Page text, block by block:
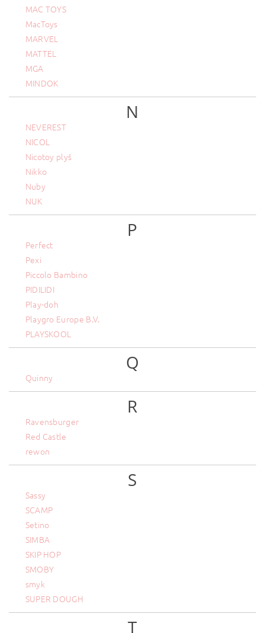
MAC TOYS
MacToys
MARVEL
MATTEL
MGA
MINDOK
N
NEVEREST
NICOL
Nicotoy plyš
Nikko
Nuby
NUK
P
Perfect
Pexi
Piccolo Bambino
PIDILIDI
Play-doh
Playgro Europe B.V.
PLAYSKOOL
Q
Quinny
R
Ravensburger
Red Castle
rewon
S
Sassy
SCAMP
Setino
SIMBA
SKIP HOP
SMOBY
smyk
SUPER DOUGH
T